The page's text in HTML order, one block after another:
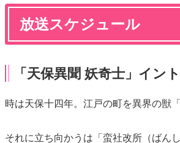
放送スケジュール
「天保異聞 妖奇士」イン
時は天保十四年。江戸の町を異界の獣
それに立ち向かうは「蛮社改所（ばん